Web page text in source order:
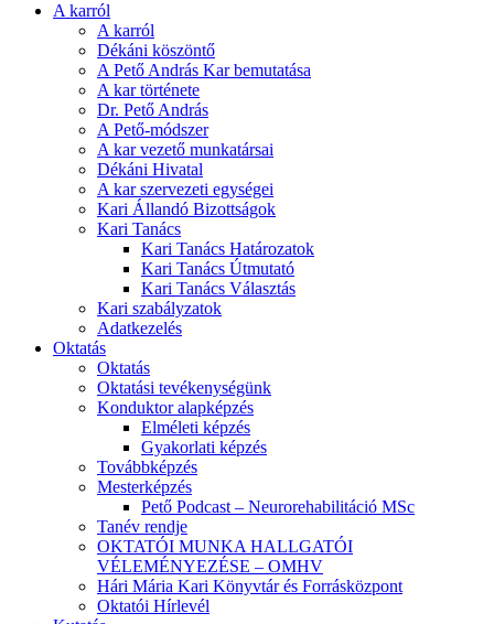
A karról
A karról
Dékáni köszöntő
A Pető András Kar bemutatása
A kar története
Dr. Pető András
A Pető-módszer
A kar vezető munkatársai
Dékáni Hivatal
A kar szervezeti egységei
Kari Állandó Bizottságok
Kari Tanács
Kari Tanács Határozatok
Kari Tanács Útmutató
Kari Tanács Választás
Kari szabályzatok
Adatkezelés
Oktatás
Oktatás
Oktatási tevékenységünk
Konduktor alapképzés
Elméleti képzés
Gyakorlati képzés
Továbbképzés
Mesterképzés
Pető Podcast – Neurorehabilitáció MSc
Tanév rendje
OKTATÓI MUNKA HALLGATÓI
VÉLEMÉNYEZÉSE – OMHV
Hári Mária Kari Könyvtár és Forrásközpont
Oktatói Hírlevél